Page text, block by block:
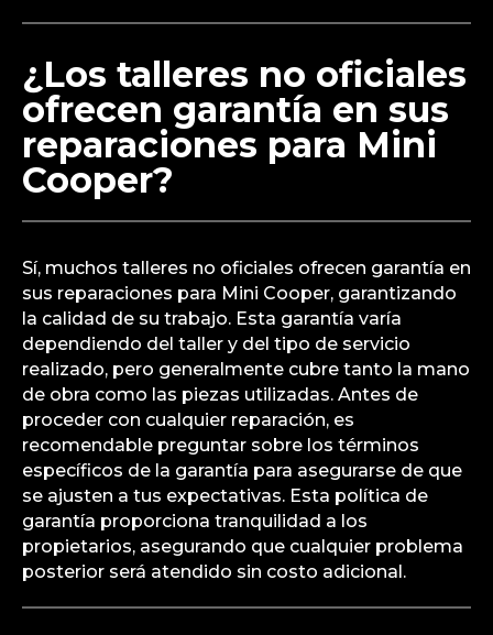
¿Los talleres no oficiales
ofrecen garantía en sus
reparaciones para Mini
Cooper?
Sí, muchos talleres no oficiales ofrecen garantía en
sus reparaciones para Mini Cooper, garantizando
la calidad de su trabajo. Esta garantía varía
dependiendo del taller y del tipo de servicio
realizado, pero generalmente cubre tanto la mano
de obra como las piezas utilizadas. Antes de
proceder con cualquier reparación, es
recomendable preguntar sobre los términos
específicos de la garantía para asegurarse de que
se ajusten a tus expectativas. Esta política de
garantía proporciona tranquilidad a los
propietarios, asegurando que cualquier problema
posterior será atendido sin costo adicional.